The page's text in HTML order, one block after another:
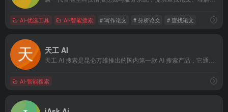
AI-优选工具 AI-智能搜索 # 写作论文 # 分析论文 # 查找论文
天工 AI
AI-智能搜索